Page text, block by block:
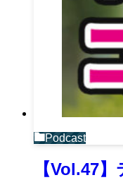
Podcast
【Vol.47